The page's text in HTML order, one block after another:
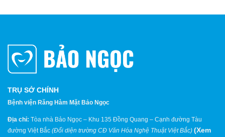
TRỤ SỞ CHÍNH
Bệnh viện Răng Hàm Mặt Bảo Ngọc
Địa chỉ: Tòa nhà Bảo Ngọc – Khu 135 Đồng Quang – Cạnh đường Tàu
đường Việt Bắc (Đối diện trường CĐ Văn Hóa Nghệ Thuật Việt Bắc) (Xem